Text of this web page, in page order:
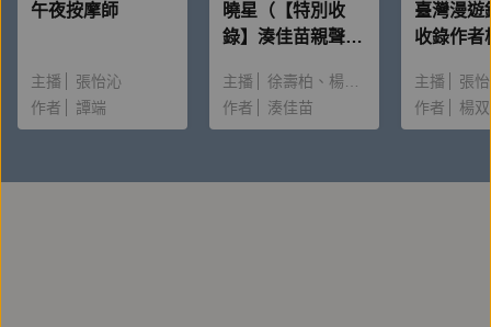
費獎學金，赴美國加州藝術學院攻讀藝術創作碩士，主
修電影導演。首部編導電影《童話．世界》以權勢性交
最佳影片、最佳編劇等六項大獎、香港國際電影節火鳥
午夜按摩師
主播
張怡沁
作者
譚端
曉星（【特別收
錄】湊佳苗親聲朗
主播 徐壽柏
楊雅淳
作者
湊佳苗
臺灣漫遊
收錄作者
主播
張
作者
楊